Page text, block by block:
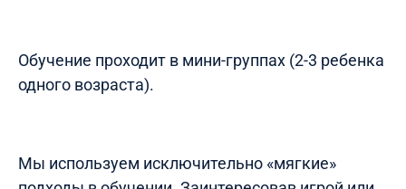
Обучение проходит в мини-группах (2-3 ребенка
одного возраста).
Мы используем исключительно «мягкие»